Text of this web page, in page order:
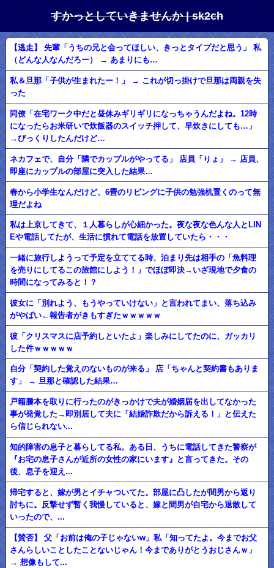
すかっとしていきませんか | sk2ch
【逃走】 先輩「うちの兄と会ってほしい、きっとタイプだと思う」 私
（どんな人なんだろー） → あまりにも…
私＆旦那「子供が生まれたー！」 → これが切っ掛けで旦那は両親を失
った
同僚「在宅ワーク中だと昼休みギリギリになっちゃうんだよね。12時
になったらお米研いで炊飯器のスイッチ押して、早炊きにしても…」
→びっくりしたんだけど…
ネカフェで、自分「隣でカップルがやってる」 店員「りょ」 → 店員、
即座にカップルの部屋に突入した結果…
春から小学生なんだけど、6畳のリビングに子供の勉強机置くのって無
理だよね
私は上京してきて、１人暮らしが心細かった。夜な夜な色んな人とLIN
Eや電話してたが、生活に慣れて電話を放置していたら・・・
一緒に旅行しようって予定を立ててる時、泊まり先は相手の「魚料理
を売りにしてるこの旅館にしよう！」でほぼ即決→いざ現地で夕食の
時間になってみると！？
彼女に「別れよう、もうやっていけない」と言われてまい、落ち込み
がやばい←報告者がきもすぎたｗｗｗｗｗ
彼「クリスマスに店予約しといたよ」楽しみにしてたのに、ガッカリ
した件ｗｗｗｗｗ
自分「契約した覚えのないものが来る」 店「ちゃんと契約書もありま
す」 → 旦那と確認した結果…
戸籍謄本を取りに行ったのがきっかけで夫が婚姻届を出してなかった
事が発覚した→即別居して夫に「結婚詐欺だから訴える！」と伝えた
ら信じられない...
知的障害の息子と暮らしてる私。ある日、うちに電話してきた警察が
『お宅の息子さんが近所の女性の家にいます』と言ってきた。その
後、息子を迎え...
帰宅すると、嫁が男とイチャついてた。部屋に凸したが間男から返り
討ちに。反撃せず暫く我慢していると、嫁と間男が自宅から退散して
いったので、...
【賛否】 父「お前は俺の子じゃないw」私「知ってたよ。今までお父
さんらしいことしたことないじゃん！今までありがとうおじさんｗ」
→ 想像もして...